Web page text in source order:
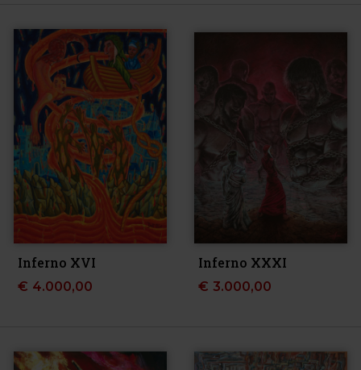
Inferno XVI
€ 4.000,00
Inferno XXXI
€ 3.000,00